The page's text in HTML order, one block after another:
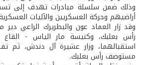
وذلك ضمن سلسلة مبادرات تهدف إلى
أراضيهم وحركة العسكريين والآليات
وقد زار العماد عون والبطريرك الراعي دير
رأس بعلبك، وكنيسة مار الياس -
استقبالهما، وزار عشيرة آل دندش، ثم
مستوصف رأس بعلبك.